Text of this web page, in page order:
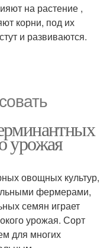
на растение ,
корни, под их
и развиваются.
урожая
овощных культур,
фермерами,
семян играет
урожая. Сорт
для многих